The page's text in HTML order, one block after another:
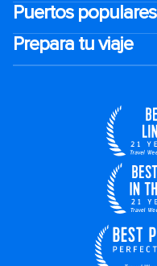
Puertos populares
Prepara tu viaje